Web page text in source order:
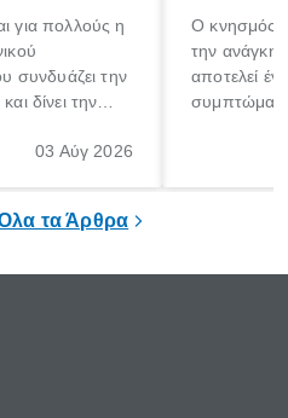
για πολλούς η
συνδυάζει την
δίνει την
μέρες
03 Αύγ 2026
Ο κνησμός
την ανάγκη
αποτελεί
τα Άρθρα